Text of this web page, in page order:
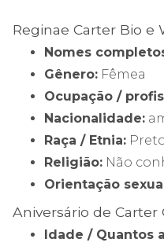
Reginae Carter Bio e
Nomes
Gênero: Fêmea
Ocupação /
Nacionalidade:
Raça / Etnia:
Religião: Não
Orientação
Aniversário de Carter
Idade / Quantos